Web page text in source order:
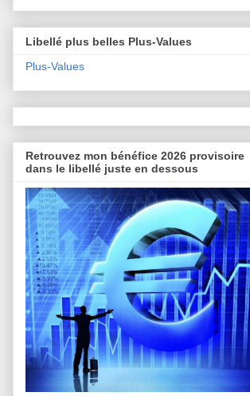
Libellé plus belles Plus-Values
Plus-Values
Retrouvez mon bénéfice 2026 provisoire
dans le libellé juste en dessous